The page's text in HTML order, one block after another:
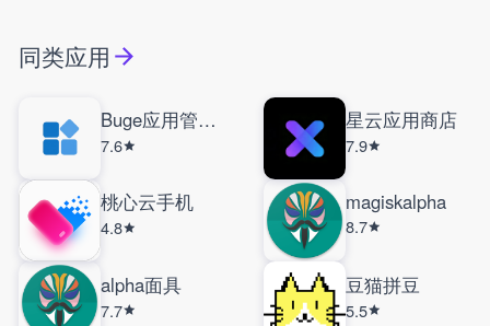
同类应用
Buge应用管理器
7.6
星云应用商店
7.9
桃心云手机
4.8
magiskalpha
8.7
alpha面具
7.7
豆猫拼豆
5.5